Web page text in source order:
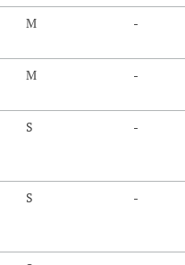
M -
M -
S -
S -